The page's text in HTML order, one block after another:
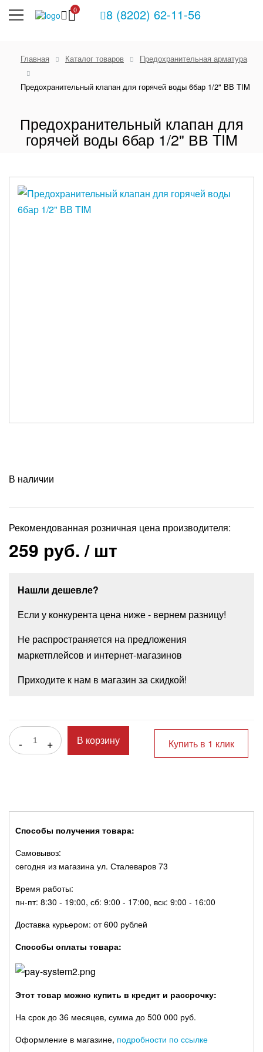
0 8 (8202) 62-11-56
Главная Каталог товаров Предохранительная арматура
Предохранительный клапан для горячей воды 6бар 1/2" ВВ TIM
Предохранительный клапан для
горячей воды 6бар 1/2" ВВ TIM
В наличии
Рекомендованная розничная цена производителя:
259 руб./ шт
Нашли дешевле?
Если у конкурента цена ниже - вернем разницу!
Не распространяется на предложения
маркетплейсов и интернет-магазинов
Приходите к нам в магазин за скидкой!
- + В корзину Купить в 1 клик
Способы получения товара:
Самовывоз:
сегодня из магазина ул. Сталеваров 73
Время работы:
пн-пт: 8:30 - 19:00, сб: 9:00 - 17:00, вск: 9:00 - 16:00
Доставка курьером: от 600 рублей
Способы оплаты товара:
Этот товар можно купить в кредит и рассрочку:
На срок до 36 месяцев, сумма до 500 000 руб.
Оформление в магазине, подробности по ссылке